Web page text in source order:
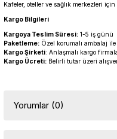
Kafeler, oteller ve sağlık merkezleri
Kargo Bilgileri
Kargoya Teslim Süresi: 1-5 iş günü
Paketleme: Özel korumalı ambalaj
Kargo Şirketi: Anlaşmalı kargo
Kargo Ücreti: Belirli tutar üzeri
Yorumlar (0)